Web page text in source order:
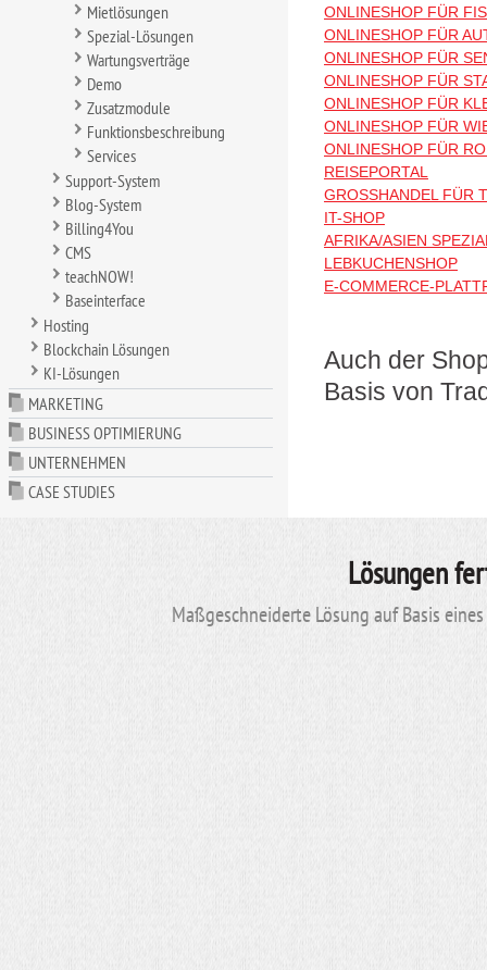
Mietlösungen
Spezial-Lösungen
Wartungsverträge
Demo
Zusatzmodule
Funktionsbeschreibung
Services
Support-System
Blog-System
Billing4You
CMS
teachNOW!
Baseinterface
Hosting
Blockchain Lösungen
KI-Lösungen
MARKETING
BUSINESS OPTIMIERUNG
UNTERNEHMEN
CASE STUDIES
ONLINESHOP FÜR
ONLINESHOP FÜR
ONLINESHOP FÜR
ONLINESHOP FÜR
ONLINESHOP FÜR
ONLINESHOP FÜR
ONLINESHOP FÜR
REISEPORTAL
GROSSHANDEL FÜR
IT-SHOP
AFRIKA/ASIEN
LEBKUCHENSHOP
E-COMMERCE-
Auch der
Basis von
Lösungen
Maßgeschneiderte Lösung auf Basis